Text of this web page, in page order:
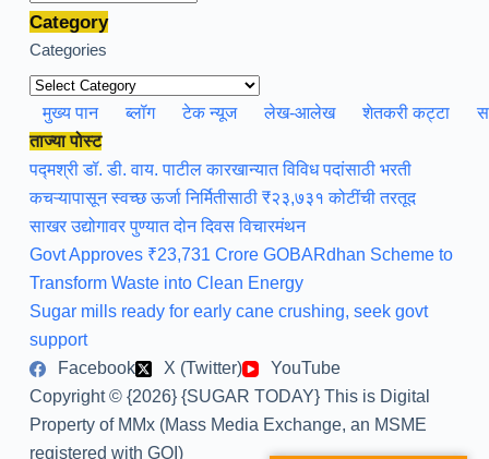
Category
Categories
मुख्य पान ब्लॉग टेक न्यूज लेख-आलेख शेतकरी कट्टा
ताज्या पोस्ट
पद्मश्री डॉ. डी. वाय. पाटील कारखान्यात विविध पदांसाठी भरती
कचऱ्यापासून स्वच्छ ऊर्जा निर्मितीसाठी ₹२३,७३१ कोटींची तरतूद
साखर उद्योगावर पुण्यात दोन दिवस विचारमंथन
Govt Approves ₹23,731 Crore GOBARdhan Scheme to
Transform Waste into Clean Energy
Sugar mills ready for early cane crushing, seek govt
support
Facebook
X (Twitter)
YouTube
Copyright © {2026} {SUGAR TODAY} This is Digital
Property of MMx (Mass Media Exchange, an MSME
registered with GOI)